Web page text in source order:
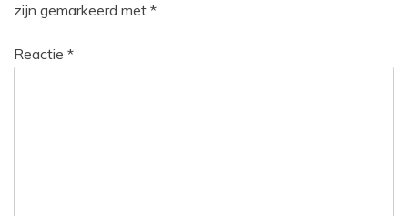
zijn gemarkeerd met *
Reactie *